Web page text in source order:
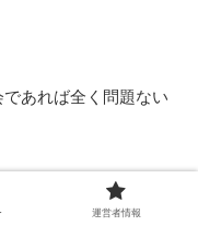
あれば全く問題ない
運営者情報